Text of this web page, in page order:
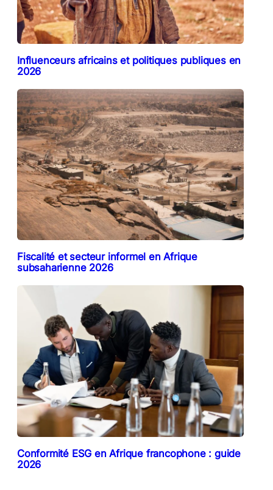
Influenceurs africains et politiques publiques en
2026
Fiscalité et secteur informel en Afrique
subsaharienne 2026
Conformité ESG en Afrique francophone : guide
2026